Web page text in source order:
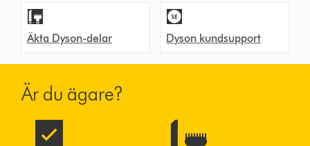
Äkta Dyson-delar Dyson kundsupport
Är du ägare?